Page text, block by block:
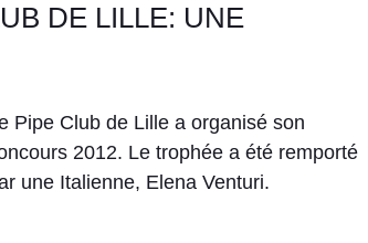
DE LILLE: UNE
Pipe Club de Lille a organisé son
2012. Le trophée a été remporté
une Italienne, Elena Venturi.